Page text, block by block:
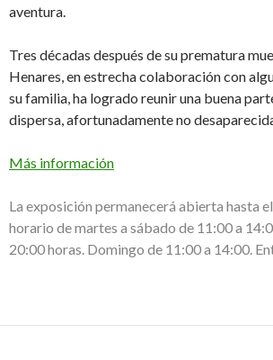
aventura.
Tres décadas después de su prematura
Henares, en estrecha colaboración con
su familia, ha logrado reunir una buena
dispersa, afortunadamente no
Más información
La exposición permanecerá abierta hasta
horario de martes a sábado de 11:00 a
20:00 horas. Domingo de 11:00 a 14:00.